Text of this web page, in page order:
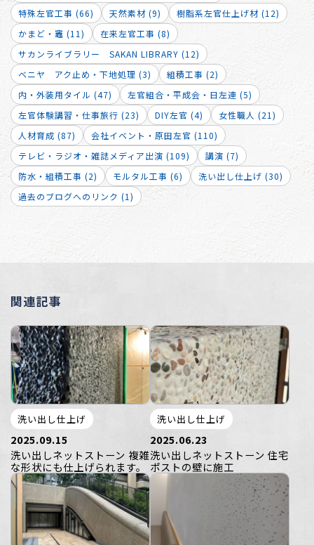
特殊左官工事 (66)
天然素材 (9)
樹脂系左官仕上げ材 (12)
かまど・竈 (11)
在来左官工事 (8)
サカンライブラリー SAKAN LIBRARY (12)
ベニヤ アク止め・下地処理 (3)
組積工事 (2)
内・外装用タイル (47)
左官組合・平成会・日左連 (5)
左官体験講習・仕事旅行 (23)
DIY左官 (4)
女性職人 (21)
人材育成 (87)
会社イベント・原田左官 (110)
テレビ・ラジオ・雑誌メディア出演 (109)
講演 (7)
防水・組積工事 (2)
モルタル工事 (6)
洗い出し仕上げ (30)
過去のブログへのリンク (1)
関連記事
洗い出し仕上げ
2025.09.15
洗い出しネットストーン 複雑
な形状にも仕上げられます。
洗い出し仕上げ
2025.06.23
洗い出しネットストーン 住宅
ポストの壁に施工